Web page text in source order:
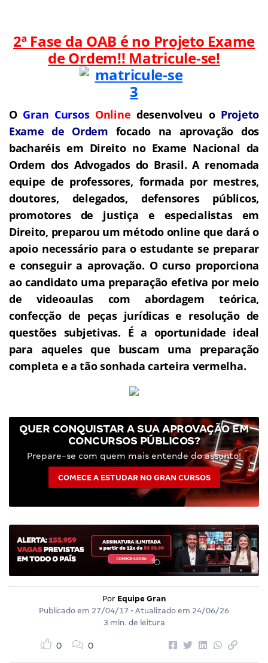
2ª Fase da OAB é no Projeto Exame
de Ordem!! Matricule-se!
O Gran Cursos Online desenvolveu o Projeto
Exame de Ordem focado na aprovação dos
bacharéis em Direito no Exame Nacional da
Ordem dos Advogados do Brasil. A renomada
equipe de professores, formada por mestres,
doutores, delegados, defensores públicos,
promotores de justiça e especialistas em
Direito, preparou um método online que dará o
apoio necessário para o estudante se preparar
e conseguir a aprovação. O curso proporciona
ao candidato uma preparação efetiva por meio
de videoaulas com abordagem teórica,
confecção de peças jurídicas e resolução de
questões subjetivas. É a oportunidade ideal
para aqueles que buscam uma preparação
completa e a tão sonhada carteira vermelha.
QUER CONQUISTAR A SUA APROVAÇÃO EM
CONCURSOS PÚBLICOS?
Prepare-se com quem mais entende do assunto!
COMECE A ESTUDAR NO GRAN CURSOS
Por Equipe Gran
Publicado em 27/04/17 • Atualizado em 24/06/26
3 min. de leitura
0 0